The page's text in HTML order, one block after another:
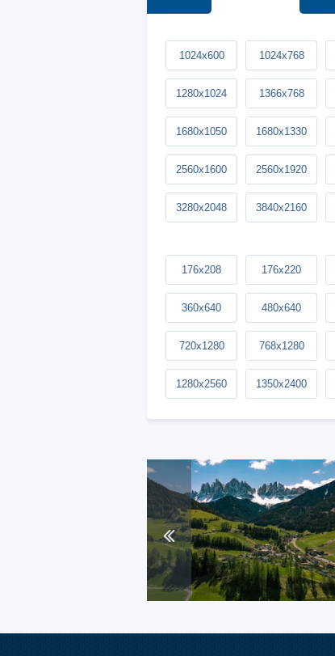
1024x600 1024x768
1280x1024 1366x768
1680x1050 1680x1330
2560x1600 2560x1920
3280x2048 3840x2160
176x208 176x220
360x640 480x640
720x1280 768x1280
1280x2560 1350x2400